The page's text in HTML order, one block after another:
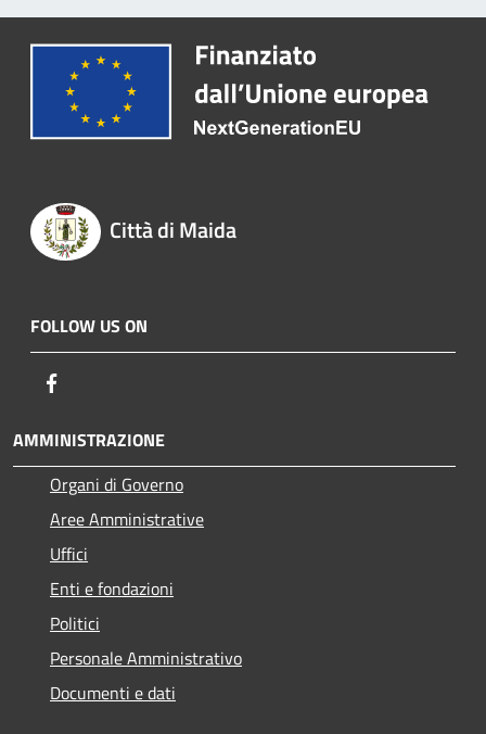
Città di Maida
FOLLOW US ON
AMMINISTRAZIONE
Organi di Governo
Aree Amministrative
Uffici
Enti e fondazioni
Politici
Personale Amministrativo
Documenti e dati